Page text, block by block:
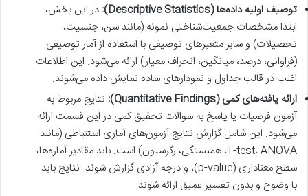
توصیف اولیه داده‌ها (Descriptive Statistics):
در این بخش،
ابتدا مشخصات جمعیت‌شناختی نمونه (مانند سن، جنسیت،
تحصیلات) و سایر متغیرهای توصیفی با استفاده از آمار توصیفی
(فراوانی، درصد، میانگین، انحراف معیار) ارائه می‌شود. این اطلاعات
اغلب در قالب جداول و نمودارهای ساده نمایش داده می‌شوند.
ارائه یافته‌های کمی (Quantitative Findings):
نتایج مربوط به
آزمون فرضیات یا پاسخ به سوالات تحقیق کمی در این قسمت ارائه
می‌شود. این شامل گزارش نتایج آزمون‌های آماری استنباطی (مانند
T-test، ANOVA، همبستگی، رگرسیون) است. باید مقادیر آماره‌ها،
سطح معناداری (p-value)، و درجه آزادی گزارش شوند. نتایج باید
با وضوح و بدون تفسیر عمیق ارائه شوند.